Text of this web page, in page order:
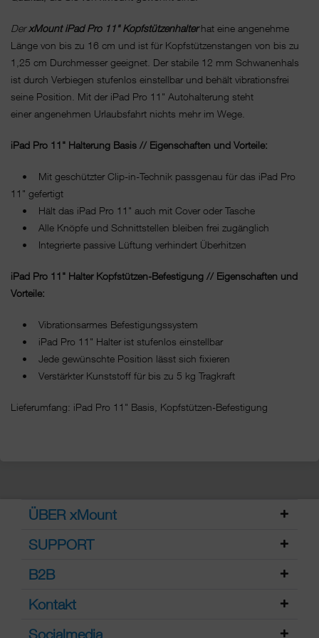
DerxMount iPad Pro 11" Kopfstützenhalter hat eine angenehme
Länge von bis zu 16 cm und ist für Kopfstützenstangen von bis zu
1,25 cm Durchmesser geeignet. Der stabile 12 mm Schwanenhals
ist durch Verbiegen stufenlos einstellbar und behält vibrationsfrei
seine Position. Mit der iPad Pro 11" Autohalterung steht
einer angenehmen Urlaubsfahrt nichts mehr im Wege.
iPad Pro 11" Halterung Basis // Eigenschaften und Vorteile:
• Mit geschützter Clip-in-Technik passgenau für das iPad Pro
11" gefertigt
• Hält das iPad Pro 11" auch mit Cover oder Tasche
• Alle Knöpfe und Schnittstellen bleiben frei zugänglich
• Integrierte passive Lüftung verhindert Überhitzen
iPad Pro 11" Halter Kopfstützen-Befestigung // Eigenschaften und
Vorteile:
• Vibrationsarmes Befestigungssystem
• iPad Pro 11" Halter ist stufenlos einstellbar
• Jede gewünschte Position lässt sich fixieren
• Verstärkter Kunststoff für bis zu 5 kg Tragkraft
Lieferumfang: iPad Pro 11" Basis, Kopfstützen-Befestigung
ÜBER xMount
SUPPORT
B2B
Kontakt
Socialmedia